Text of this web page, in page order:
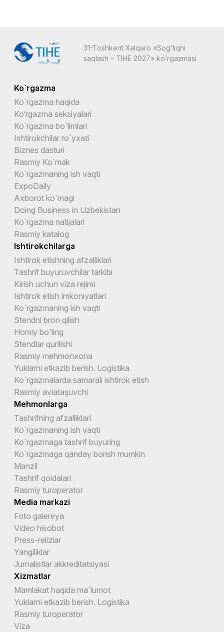
31-Toshkent Xalqaro «Sog’liqni
saqlash – TIHE 2027» ko’rgazmasi
Ko`rgazma
Ko`rgazma haqida
Ko‘rgazma seksiyalari
Ko`rgazma bo`limlari
Ishtirokchilar ro`yxati
Biznes dasturi
Rasmiy Ko`mak
Ko`rgazmaning ish vaqti
ExpoDaily
Axborot ko`magi
Doing Business in Uzbekistan
Ko`rgazma natijalari
Rasmiy katalog
Ishtirokchilarga
Ishtirok etishning afzalliklari
Tashrif buyuruvchilar tarkibi
Kirish uchun viza rejimi
Ishtirok etish imkoniyatlari
Ko`rgazmaning ish vaqti
Stendni bron qilish
Homiy bo'ling
Stendlar qurilishi
Rasmiy mehmonxona
Yuklarni etkazib berish. Logistika
Ko`rgazmalarda samarali ishtirok etish
Rasmiy aviataşuvchi
Mehmonlarga
Tashrifning afzalliklari
Ko`rgazmaning ish vaqti
Ko`rgazmaga tashrif buyuring
Ko`rgazmaga qanday borish mumkin
Manzil
Tashrif qoidalari
Rasmiy turoperator
Media markazi
Foto galereya
Video hisobot
Press-relizlar
Yangiliklar
Jurnalistlar akkreditatsiyasi
Xizmatlar
Mamlakat haqida ma`lumot
Yuklarni etkazib berish. Logistika
Rasmiy turoperator
Viza